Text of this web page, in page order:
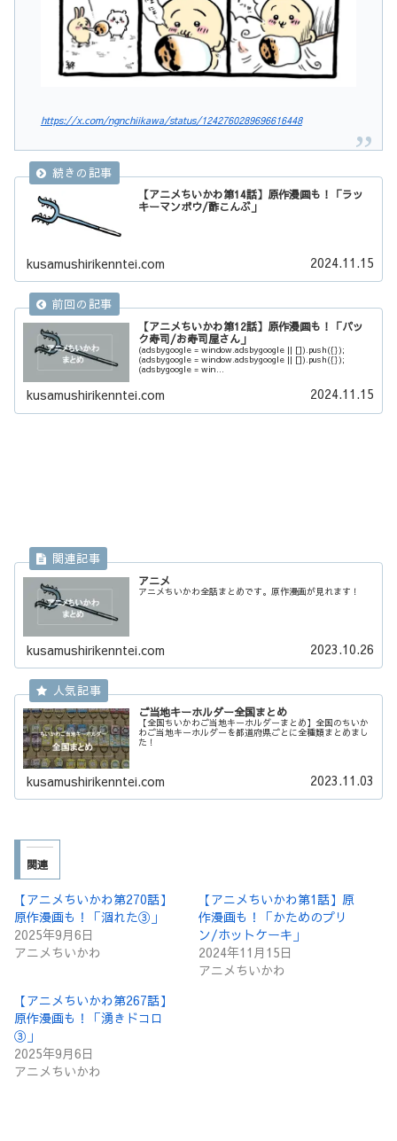
https://x.com/ngnchiikawa/status/1242760289696616448
【アニメちいかわ第14話】原作漫画も！「ラッ
キーマンボウ/酢こんぶ」
kusamushirikenntei.com 2024.11.15
【アニメちいかわ第12話】原作漫画も！「パッ
ク寿司/お寿司屋さん」
(adsbygoogle = window.adsbygoogle || []).push({});
(adsbygoogle = window.adsbygoogle || []).push({});
(adsbygoogle = win...
kusamushirikenntei.com 2024.11.15
アニメ
アニメちいかわ全話まとめです。原作漫画が見れます！
kusamushirikenntei.com 2023.10.26
ご当地キーホルダー全国まとめ
【全国ちいかわご当地キーホルダーまとめ】全国のちいか
わご当地キーホルダーを都道府県ごとに全種類まとめまし
た！
kusamushirikenntei.com 2023.11.03
関連
【アニメちいかわ第270話】
原作漫画も！「涸れた③」
2025年9月6日
アニメちいかわ
【アニメちいかわ第1話】原
作漫画も！「かためのプリ
ン/ホットケーキ」
2024年11月15日
アニメちいかわ
【アニメちいかわ第267話】
原作漫画も！「湧きドコロ
③」
2025年9月6日
アニメちいかわ